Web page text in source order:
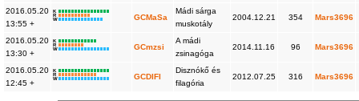
2016.05.20
13:55 +
K
R
W
GCMaSa
Mádi sárga
muskotály
2004.12.21 354 Mars3696
2016.05.20
13:30 +
K
R
W
GCmzsi
A mádi
zsinagóga
2014.11.16 96 Mars3696
2016.05.20
12:45 +
K
R
W
GCDIFI
Disznókő és
filagória
2012.07.25 316 Mars3696